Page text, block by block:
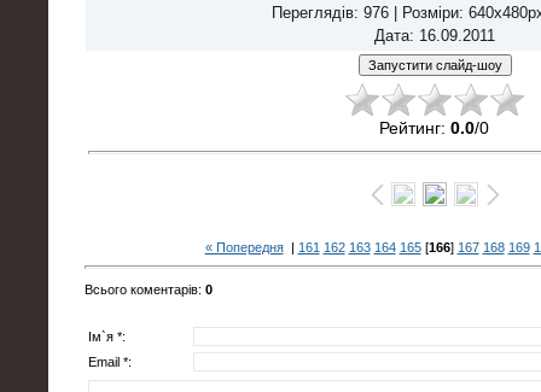
Переглядів: 976 | Розміри:
Дата: 16.09.2011
Рейтинг: 0.0/0
« Попередня| 161 162 163 164 165[166] 167 168 169
Всього коментарів: 0
Ім`я *:
Email *: